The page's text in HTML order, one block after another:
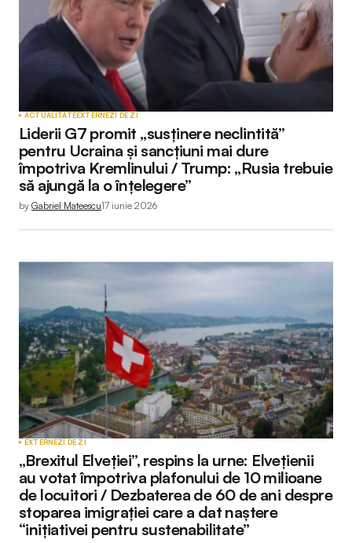
ACTUALITATEEXTERNEZI DE ZI
Liderii G7 promit „susținere neclintită”
pentru Ucraina și sancțiuni mai dure
împotriva Kremlinului / Trump: „Rusia trebuie
să ajungă la o înțelegere”
by Gabriel Mateescu17 iunie 2026
EXTERNEZI DE ZI
„Brexitul Elveției”, respins la urne: Elvețienii
au votat împotriva plafonului de 10 milioane
de locuitori / Dezbaterea de 60 de ani despre
stoparea imigrației care a dat naștere
“inițiativei pentru sustenabilitate”